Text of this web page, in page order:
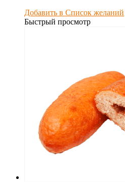
Добавить в Список желаний
Быстрый просмотр